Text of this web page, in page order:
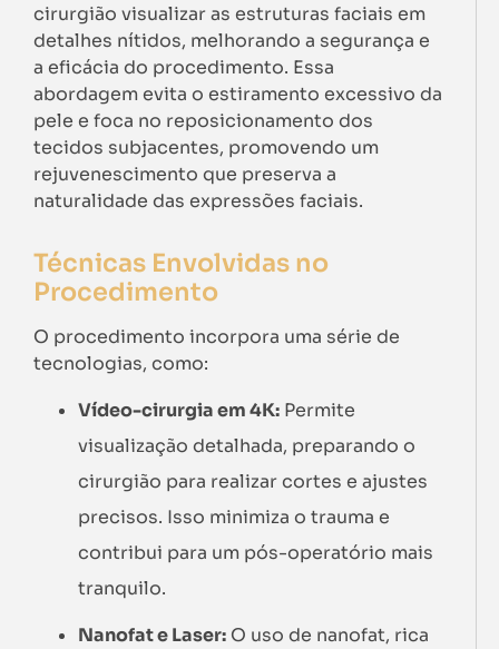
cirurgião visualizar as estruturas faciais em
detalhes nítidos, melhorando a segurança e
a eficácia do procedimento. Essa
abordagem evita o estiramento excessivo da
pele e foca no reposicionamento dos
tecidos subjacentes, promovendo um
rejuvenescimento que preserva a
naturalidade das expressões faciais.
Técnicas Envolvidas no
Procedimento
O procedimento incorpora uma série de
tecnologias, como:
Vídeo-cirurgia em 4K: Permite
visualização detalhada, preparando o
cirurgião para realizar cortes e ajustes
precisos. Isso minimiza o trauma e
contribui para um pós-operatório mais
tranquilo.
Nanofat e Laser: O uso de nanofat, rica